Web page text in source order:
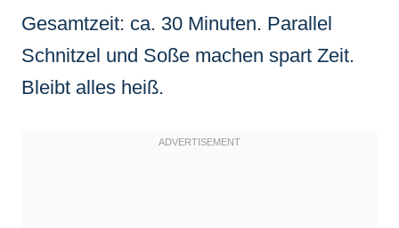
Gesamtzeit: ca. 30 Minuten. Parallel
Schnitzel und Soße machen spart Zeit.
Bleibt alles heiß.